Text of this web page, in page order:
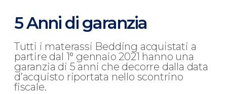
5 Anni di garanzia
Tutti i materassi Bedding acquistati a
partire dal 1° gennaio 2021 hanno una
garanzia di 5 anni che decorre dalla data
d’acquisto riportata nello scontrino
fiscale.